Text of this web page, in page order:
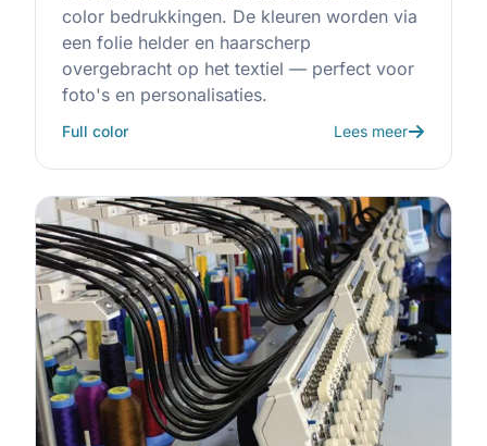
color bedrukkingen. De kleuren worden via
een folie helder en haarscherp
overgebracht op het textiel — perfect voor
foto's en personalisaties.
Full color Lees meer